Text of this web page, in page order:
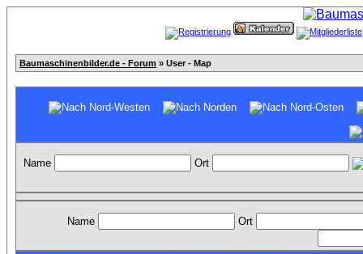
Baumaschinenbilder.de - Forum » User - Map
Name Ort
Name Ort